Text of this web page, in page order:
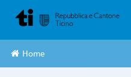
Home